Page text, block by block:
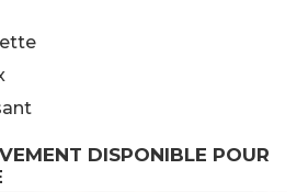
DISPONIBLE POUR